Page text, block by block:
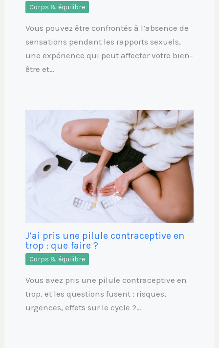
Corps & équilibre
Vous pouvez être confrontés à l’absence de
sensations pendant les rapports sexuels,
une expérience qui peut affecter votre bien-
être et…
J’ai pris une pilule contraceptive en
trop : que faire ?
Corps & équilibre
Vous avez pris une pilule contraceptive en
trop, et les questions fusent : risques,
urgences, effets sur le cycle ?…